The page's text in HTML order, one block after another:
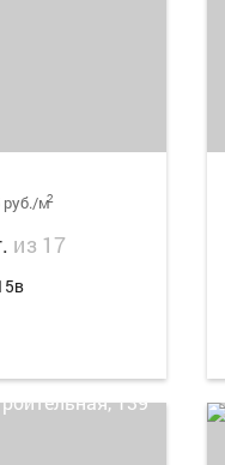
руб./м2
из 17